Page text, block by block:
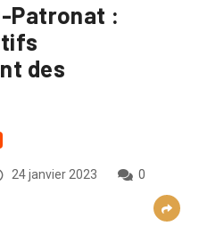
Patronat :
des
24 janvier 2023 0